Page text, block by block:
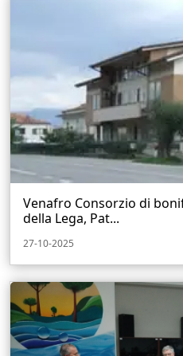
Venafro Consorzio di
della Lega, Pat...
27-10-2025